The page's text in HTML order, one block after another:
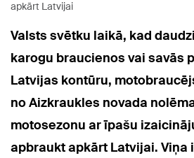
apkārt Latvijai
Valsts svētku laikā, kad
karogu braucienos vai savās
Latvijas kontūru,
no Aizkraukles novada
motosezonu ar īpašu
apbraukt apkārt Latvijai. Viņa